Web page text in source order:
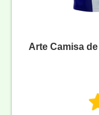
Arte Camisa